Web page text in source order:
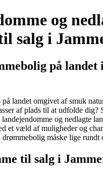
og
salg i
på landet i
landet omgivet af smuk
af plads til at udfolde dig?
og nedlagte
et væld af muligheder og
måske lige rundt
til salg i